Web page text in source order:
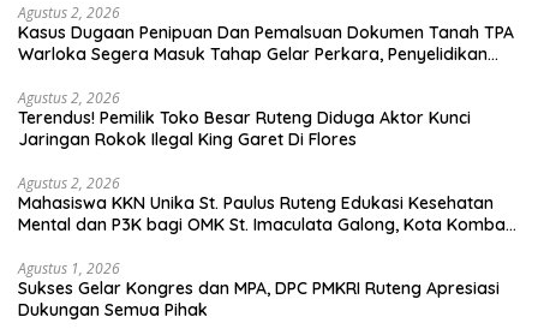
Agustus 2, 2026
Kasus Dugaan Penipuan Dan Pemalsuan Dokumen Tanah TPA
Warloka Segera Masuk Tahap Gelar Perkara, Penyelidikan
Agustus 2, 2026
Terendus! Pemilik Toko Besar Ruteng Diduga Aktor Kunci
Jaringan Rokok Ilegal King Garet Di Flores
Agustus 2, 2026
Mahasiswa KKN Unika St. Paulus Ruteng Edukasi Kesehatan
Mental dan P3K bagi OMK St. Imaculata Galong, Kota Komba
Agustus 1, 2026
Sukses Gelar Kongres dan MPA, DPC PMKRI Ruteng Apresiasi
Dukungan Semua Pihak